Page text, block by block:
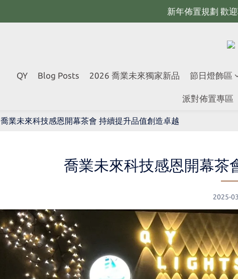
新年佈置規劃 歡
新年佈置規劃 歡
新年佈置規劃 歡迎
QY Blog Posts 2026 喬業未來獨家新品 節日燈飾區
派對佈置專區
喬業未來科技感恩開幕茶會 持續提升品值創造卓越
喬業未來科技感恩開幕茶
2025-